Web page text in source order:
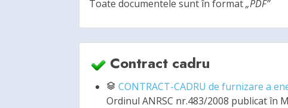
Toate documentele sunt în format„PDF”
Contract cadru
CONTRACT-CADRU de furnizare a
Ordinul ANRSC nr.483/2008 publicat în